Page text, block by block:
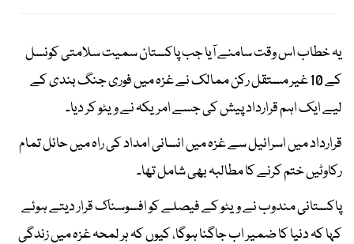
یہ خطاب اس وقت سامنے آیا جب پاکستان سمیت سلامتی کونسل
کے 10 غیر مستقل رکن ممالک نے غزہ میں فوری جنگ بندی کے
لیے ایک اہم قرارداد پیش کی جسے امریکہ نے ویٹو کر دیا۔
قرارداد میں اسرائیل سے غزہ میں انسانی امداد کی راہ میں حائل تمام
رکاوٹیں ختم کرنے کا مطالبہ بھی شامل تھا۔
پاکستانی مندوب نے ویٹو کے فیصلے کو افسوسناک قرار دیتے ہوئے
کہا کہ دنیا کا ضمیر اب جاگنا ہوگا، کیوں کہ ہر لمحہ غزہ میں زندگی